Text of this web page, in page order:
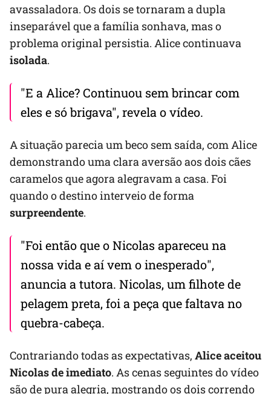
avassaladora. Os dois se tornaram a dupla
inseparável que a família sonhava, mas o
problema original persistia. Alice continuava
isolada.
"E a Alice? Continuou sem brincar com
eles e só brigava", revela o vídeo.
A situação parecia um beco sem saída, com Alice
demonstrando uma clara aversão aos dois cães
caramelos que agora alegravam a casa. Foi
quando o destino interveio de forma
surpreendente.
"Foi então que o Nicolas apareceu na
nossa vida e aí vem o inesperado",
anuncia a tutora. Nicolas, um filhote de
pelagem preta, foi a peça que faltava no
quebra-cabeça.
Contrariando todas as expectativas, Alice aceitou
Nicolas de imediato. As cenas seguintes do vídeo
são de pura alegria, mostrando os dois correndo